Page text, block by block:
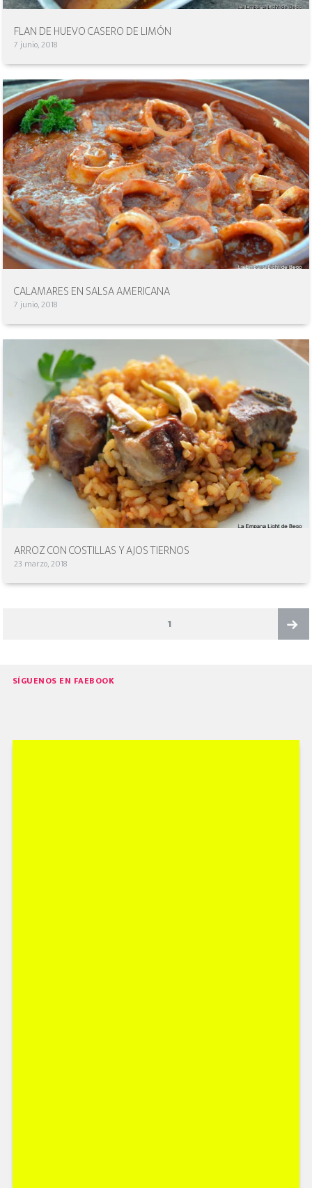
FLAN DE HUEVO CASERO DE LIMÓN
7 junio, 2018
CALAMARES EN SALSA AMERICANA
7 junio, 2018
ARROZ CON COSTILLAS Y AJOS TIERNOS
23 marzo, 2018
1
SÍGUENOS EN FAEBOOK